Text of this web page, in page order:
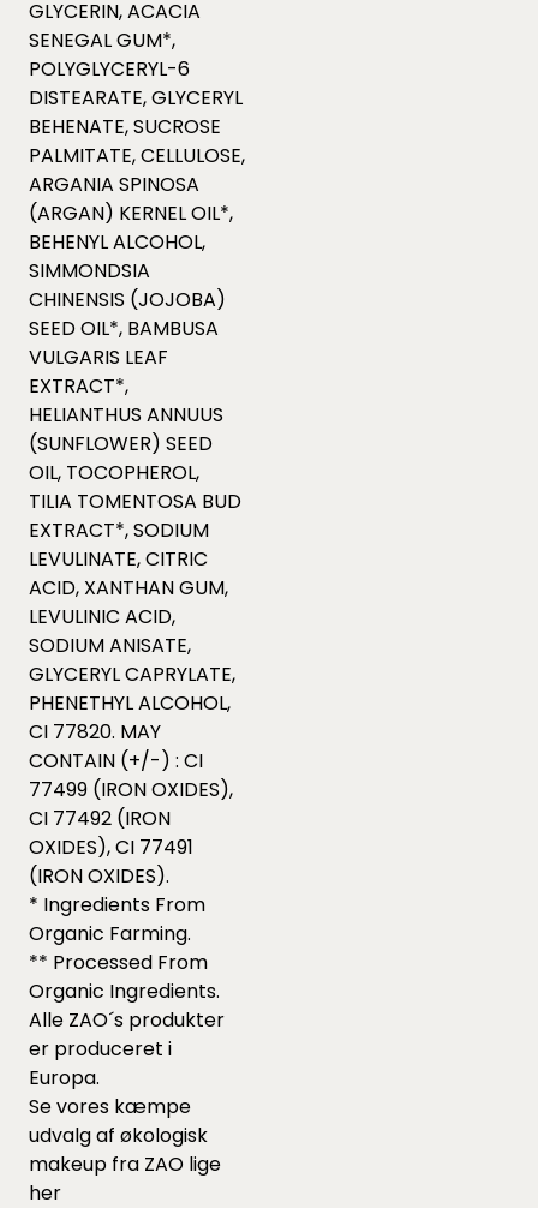
GLYCERIN, ACACIA
SENEGAL GUM*,
POLYGLYCERYL-6
DISTEARATE, GLYCERYL
BEHENATE, SUCROSE
PALMITATE, CELLULOSE,
ARGANIA SPINOSA
(ARGAN) KERNEL OIL*,
BEHENYL ALCOHOL,
SIMMONDSIA
CHINENSIS (JOJOBA)
SEED OIL*, BAMBUSA
VULGARIS LEAF
EXTRACT*,
HELIANTHUS ANNUUS
(SUNFLOWER) SEED
OIL, TOCOPHEROL,
TILIA TOMENTOSA BUD
EXTRACT*, SODIUM
LEVULINATE, CITRIC
ACID, XANTHAN GUM,
LEVULINIC ACID,
SODIUM ANISATE,
GLYCERYL CAPRYLATE,
PHENETHYL ALCOHOL,
CI 77820. MAY
CONTAIN (+/-) : CI
77499 (IRON OXIDES),
CI 77492 (IRON
OXIDES), CI 77491
(IRON OXIDES).
* Ingredients From
Organic Farming.
** Processed From
Organic Ingredients.
Alle ZAO´s produkter
er produceret i
Europa.
Se vores kæmpe
udvalg af økologisk
makeup fra ZAO lige
her